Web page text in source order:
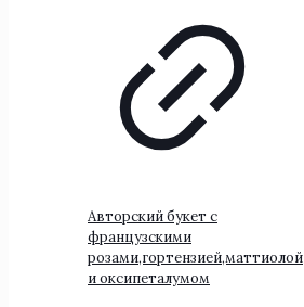
Авторский букет с
французскими
розами,гортензией,маттиолой
и оксипеталумом